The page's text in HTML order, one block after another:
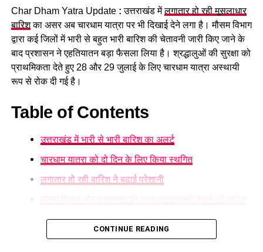
प्रशासन की ओर से श्रद्धालुओं से अपील की जा रही है कि वे निर्धारित और
सुरक्षित घाटों पर ही स्नान करें और चेतावनी वाले स्थानों पर जाने से बचें।
Char Dham Yatra Update : उत्तराखंड मेंलगातार हो रही मूसलाधार
बारिशका असर अब चारधाम यात्रा पर भी दिखाई देने लगा है। मौसम विभाग
द्वारा कई जिलों में भारी से बहुत भारी बारिश की चेतावनी जारी किए जाने के
बाद प्रशासन ने एहतियातन बड़ा फैसला लिया है। श्रद्धालुओं की सुरक्षा को
प्राथमिकता देते हुए 28 और 29 जुलाई के लिए चारधाम यात्रा अस्थायी
रूप से रोक दी गई है।
Table of Contents
उत्तराखंड में भारी से भारी बारिश का अलर्ट
चारधाम यात्रा को दो दिन के लिए किया स्थगित
लगातार हो रही बारिश ने बढ़ाई परेशानी
उत्तराखंड में भारी से भारी बारिश का अलर्ट
CONTINUE READING